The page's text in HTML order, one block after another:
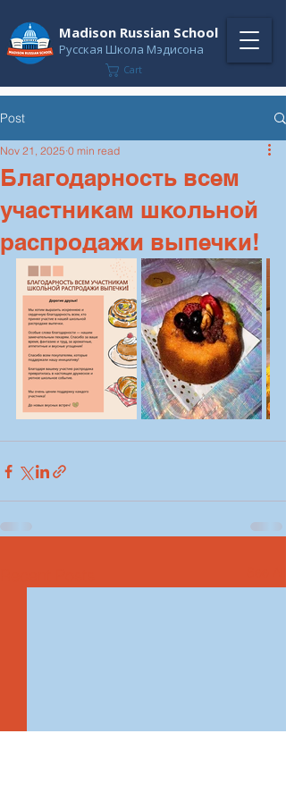
Madison Russian School
Русская Школа Мэдисона
Cart
Post
Благодарность всем
участникам школьной
распродажи выпечки!
Nov 21, 2025 0 min read